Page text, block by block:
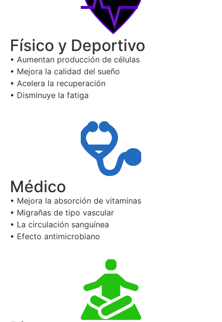
Físico y Deportivo
• Aumentan producción de células
• Mejora la calidad del sueño
• Acelera la recuperación
• Disminuye la fatiga
Médico
• Mejora la absorción de vitaminas
• Migrañas de tipo vascular
• La circulación sanguínea
• Efecto antimicrobiano